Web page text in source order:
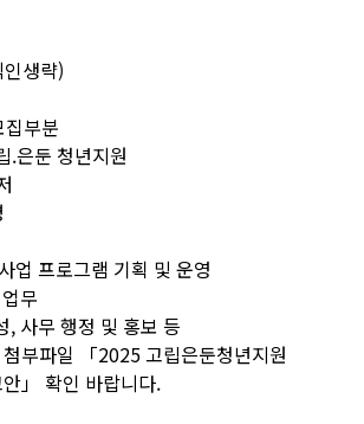
생략)
부분
.은둔 청년지원
업 프로그램 기획 및 운영
무
, 사무 행정 및 홍보 등
부파일 「2025 고립은둔청년지원
」 확인 바랍니다.